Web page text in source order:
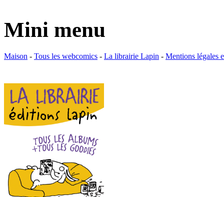
Mini menu
Maison - Tous les webcomics - La librairie Lapin - Mentions légales